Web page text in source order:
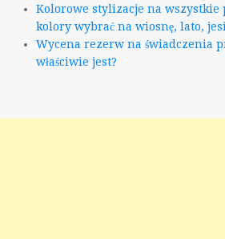
Kolorowe stylizacje na wszystkie
kolory wybrać na wiosnę, lato,
Wycena rezerw na świadczenia
właściwie jest?